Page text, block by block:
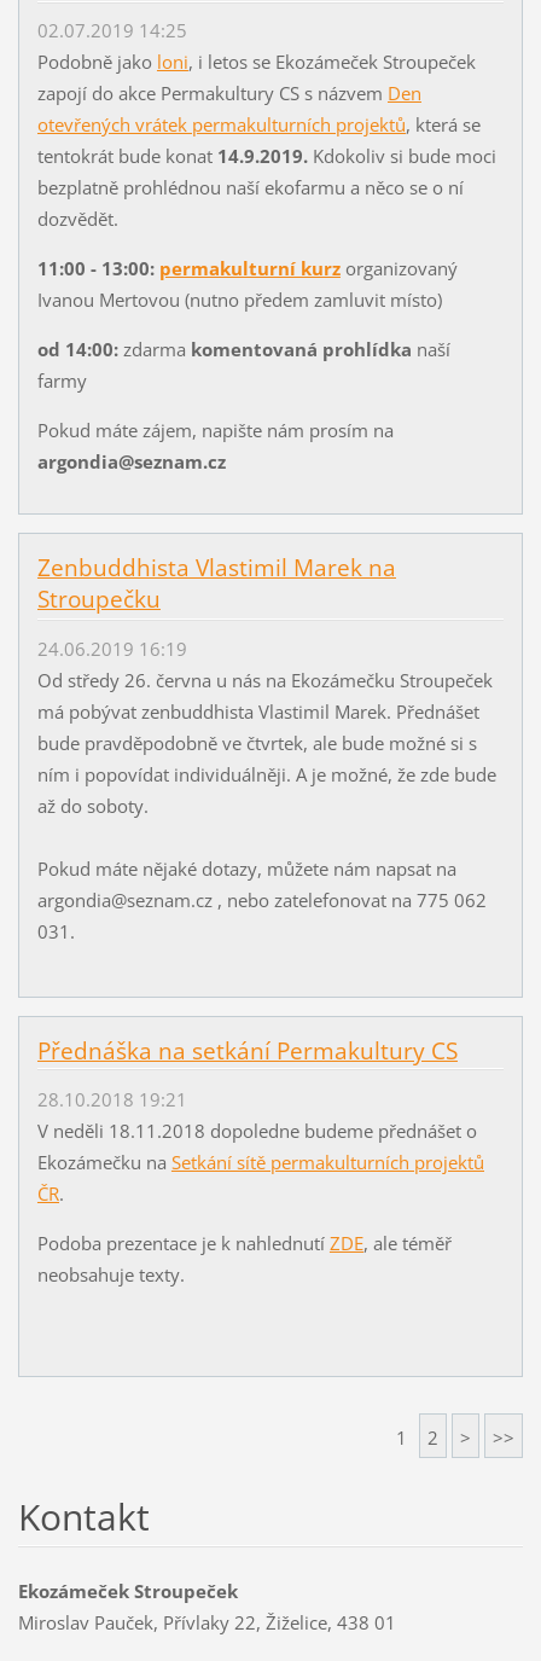
02.07.2019 14:25
Podobně jako loni, i letos se Ekozámeček Stroupeček
zapojí do akce Permakultury CS s názvem Den
otevřených vrátek permakulturních projektů, která se
tentokrát bude konat 14.9.2019.Kdokoliv si bude moci
bezplatně prohlédnou naší ekofarmu a něco se o ní
dozvědět.
11:00 - 13:00: permakulturní kurzorganizovaný
Ivanou Mertovou (nutno předem zamluvit místo)
od 14:00:zdarma komentovaná prohlídka naší
farmy
Pokud máte zájem, napište nám prosím na
argondia@seznam.cz
Zenbuddhista Vlastimil Marek na
Stroupečku
24.06.2019 16:19
Od středy 26. června u nás na Ekozámečku Stroupeček
má pobývat zenbuddhista Vlastimil Marek. Přednášet
bude pravděpodobně ve čtvrtek, ale bude možné si s
ním i popovídat individuálněji. A je možné, že zde bude
až do soboty.
Pokud máte nějaké dotazy, můžete nám napsat na
argondia@seznam.cz , nebo zatelefonovat na 775 062
031.
Přednáška na setkání Permakultury CS
28.10.2018 19:21
V neděli 18.11.2018 dopoledne budeme přednášet o
Ekozámečku na Setkání sítě permakulturních projektů
ČR.
Podoba prezentace je k nahlednutí ZDE, ale téměř
neobsahuje texty.
1 2 > >>
Kontakt
Ekozámeček Stroupeček
Miroslav Pauček, Přívlaky 22, Žiželice, 438 01